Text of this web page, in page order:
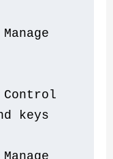
keys